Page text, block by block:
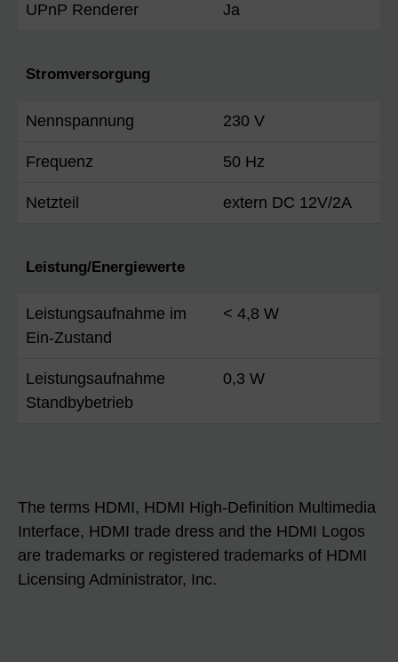
UPnP Renderer Ja
Stromversorgung
Nennspannung 230 V
Frequenz 50 Hz
Netzteil extern DC 12V/2A
Leistung/Energiewerte
Leistungsaufnahme im
Ein-Zustand
< 4,8 W
Leistungsaufnahme
Standbybetrieb
0,3 W
The terms HDMI, HDMI High-Definition Multimedia
Interface, HDMI trade dress and the HDMI Logos
are trademarks or registered trademarks of HDMI
Licensing Administrator, Inc.